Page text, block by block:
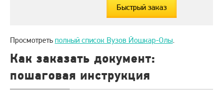
Быстрый заказ
Просмотреть полный список Вузов Йошкар-Олы
Как заказать документ:
пошаговая инструкция